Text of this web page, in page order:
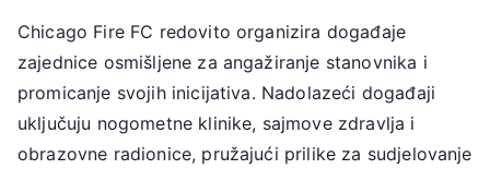
Chicago Fire FC redovito organizira događaje
zajednice osmišljene za angažiranje stanovnika i
promicanje svojih inicijativa. Nadolazeći događaji
uključuju nogometne klinike, sajmove zdravlja i
obrazovne radionice, pružajući prilike za sudjelovanje